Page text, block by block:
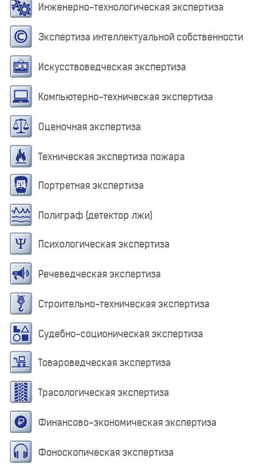
Инженерно-технологическая экспертиза
Экспертиза интеллектуальной собственности
Искусствоведческая экспертиза
Компьютерно-техническая экспертиза
Оценочная экспертиза
Техническая экспертиза пожара
Портретная экспертиза
Полиграф (детектор лжи)
Психологическая экспертиза
Речеведческая экспертиза
Строительно-техническая экспертиза
Судебно-соционическая экспертиза
Товароведческая экспертиза
Трасологическая экспертиза
Финансово-экономическая экспертиза
Фоноскопическая экспертиза